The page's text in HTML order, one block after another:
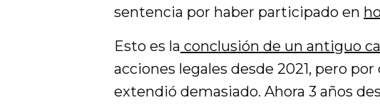
sentencia por haber participado en
Esto es la conclusión de un antiguo
acciones legales desde 2021, pero
extendió demasiado. Ahora 3 años